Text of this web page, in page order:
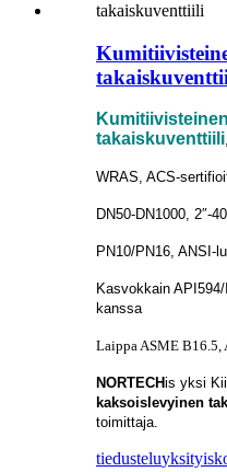
takaiskuventtiili
WRAS, ACS-
DN50-DN1000, 2″-
PN10/PN16, ANSI-
Kasvokkain
kanssa
Laippa ASME B16.5,
NORTECHis yksi
kaksoislevyinen
toimittaja.
tiedustelu